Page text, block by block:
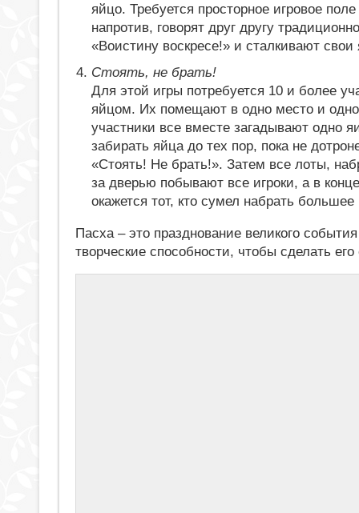
яйцо. Требуется просторное игровое
напротив, говорят друг другу
«Воистину воскресе!» и сталкивают
Стоять, не брать!
Для этой игры потребуется 10 и более
яйцом. Их помещают в одно место и
участники все вместе загадывают одно
забирать яйца до тех пор, пока не
«Стоять! Не брать!». Затем все лоты,
за дверью побывают все игроки, а в
окажется тот, кто сумел набрать
Пасха – это празднование великого
творческие способности, чтобы сделать